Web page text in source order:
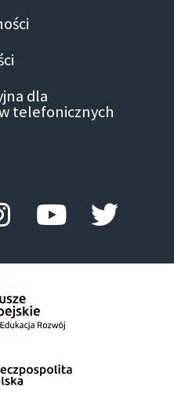
dla
telefonicznych
Youtube